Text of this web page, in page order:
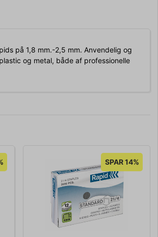
på 1,8 mm.-2,5 mm. Anvendelig og
og metal, både af professionelle
SPAR 14%